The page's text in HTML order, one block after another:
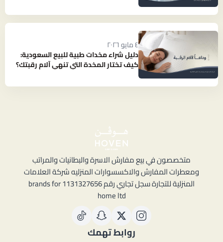
٤ مايو ٢٠٢٦
دليل شراء مخدات طبية للبيع السعودية:
كيف تختار المخدة التي تنهي آلام رقبتك؟
متخصصون في بيع مفارش الاسرة والبطانيات والمراتب
ومعطرات المفارش والاكسسوارات المنزليه شركة العلامات
المنزلية للتجارة سجل تجاري رقم 1131327656 brands for
home ltd
روابط تهمك